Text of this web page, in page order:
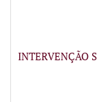
INTERVENÇÃO